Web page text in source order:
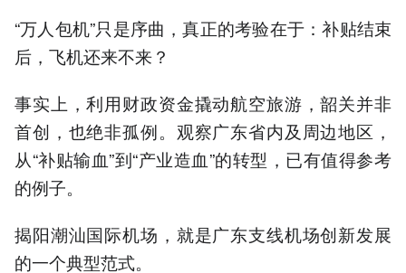
“万人包机”只是序曲，真正的考验在于：补贴结束
后，飞机还来不来？
事实上，利用财政资金撬动航空旅游，韶关并非
首创，也绝非孤例。观察广东省内及周边地区，
从“补贴输血”到“产业造血”的转型，已有值得参考
的例子。
揭阳潮汕国际机场，就是广东支线机场创新发展
的一个典型范式。